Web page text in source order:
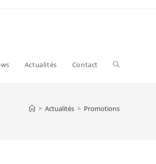
Actualités Contact
> Actualités > Promotions